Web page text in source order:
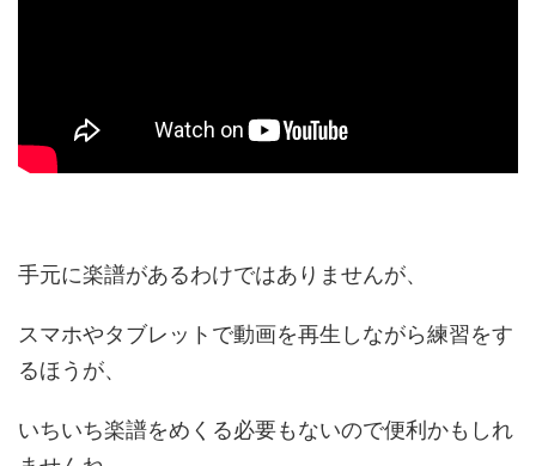
手元に楽譜があるわけではありませんが、
スマホやタブレットで動画を再生しながら練習をす
るほうが、
いちいち楽譜をめくる必要もないので便利かもしれ